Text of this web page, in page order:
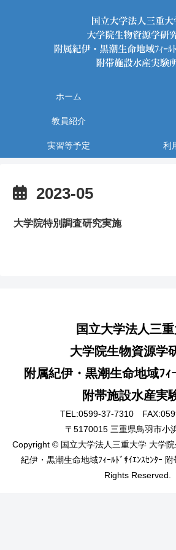
ホーム
教員紹介
実習等予定 利
2023-05
大学院特別調査研究実施
国立大学法人三
大学院生物資源学
附属紀伊・黒潮生命地域ﾌｨ
附帯施設水産実
TEL:0599-37-7310
〒5170015 三重県鳥羽市小
Copyright © 国立大学法人三重大学 大学
紀伊・黒潮生命地域ﾌｨｰﾙﾄﾞｻｲｴﾝｽｾﾝﾀｰ
Rights Reserved.